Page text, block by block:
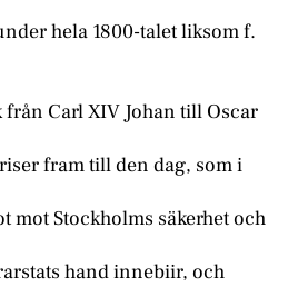
hela 1800-talet liksom f.
Carl XIV Johan till Oscar
fram till den dag, som i
mot Stockholms säkerhet och
hand innebiir, och